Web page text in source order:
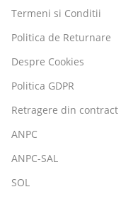
Termeni si Conditii
Politica de Returnare
Despre Cookies
Politica GDPR
Retragere din contract
ANPC
ANPC-SAL
SOL